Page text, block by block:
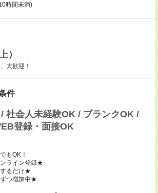
時間未満)
）
大歓迎！
件
社会人未経験OK / ブランクOK /
登録・面接OK
もOK！
ライン登録★
するだけ★
つ増加中★